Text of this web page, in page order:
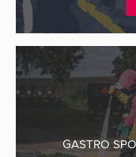
GASTRO